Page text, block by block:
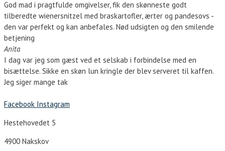
God mad i pragtfulde omgivelser, fik den skønneste godt
tilberedte wienersnitzel med braskartofler, ærter og pandesovs -
den var perfekt og kan anbefales. Nød udsigten og den smilende
betjening
Anita
I dag var jeg som gæst ved et selskab i forbindelse med en
bisættelse. Sikke en skøn lun kringle der blev serveret til kaffen.
Jeg siger mange tak
Facebook Instagram
Hestehovedet 5
4900 Nakskov